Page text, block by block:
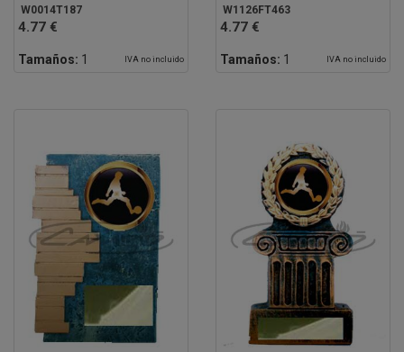
W0014T187
4.77 €
Tamaños: 1 IVA no incluido
W1126FT463
4.77 €
Tamaños: 1 IVA no incluido